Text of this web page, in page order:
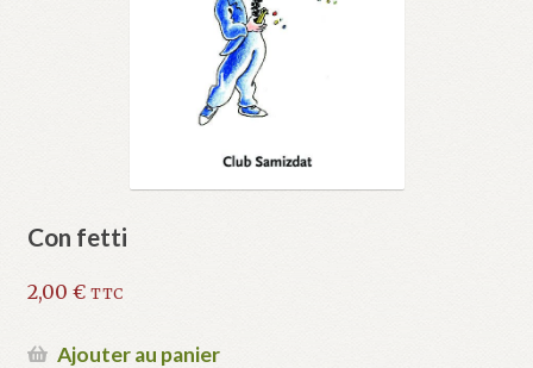
Con fetti
2,00 € TTC
Ajouter au panier